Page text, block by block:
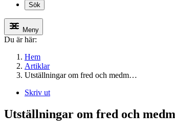
Sök
Meny
Du är här:
Hem
Artiklar
Utställningar om fred och medm…
Skriv ut
Utställningar om fred och